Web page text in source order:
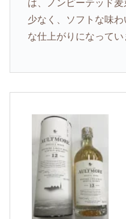
は、ノンピーテッド
少なく、ソフトな味
な仕上がりになってい